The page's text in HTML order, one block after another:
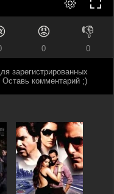
😡
0
👎
0
зарегистрированных
комментарий ;)